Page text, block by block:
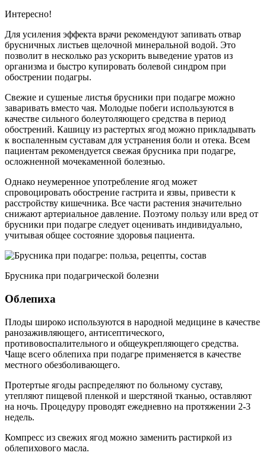
Интересно!
Для усиления эффекта врачи рекомендуют запивать отвар
брусничных листьев щелочной минеральной водой. Это
позволит в несколько раз ускорить выведение уратов из
организма и быстро купировать болевой синдром при
обострении подагры.
Свежие и сушеные листья брусники при подагре можно
заваривать вместо чая. Молодые побеги используются в
качестве сильного болеутоляющего средства в период
обострений. Кашицу из растертых ягод можно прикладывать
к воспаленным суставам для устранения боли и отека. Всем
пациентам рекомендуется свежая брусника при подагре,
осложненной мочекаменной болезнью.
Однако неумеренное употребление ягод может
спровоцировать обострение гастрита и язвы, привести к
расстройству кишечника. Все части растения значительно
снижают артериальное давление. Поэтому пользу или вред от
брусники при подагре следует оценивать индивидуально,
учитывая общее состояние здоровья пациента.
Брусника при подагрической болезни
Облепиха
Плоды широко используются в народной медицине в качестве
ранозаживляющего, антисептического,
противовоспалительного и общеукрепляющего средства.
Чаще всего облепиха при подагре применяется в качестве
местного обезболивающего.
Протертые ягоды распределяют по больному суставу,
утепляют пищевой пленкой и шерстяной тканью, оставляют
на ночь. Процедуру проводят ежедневно на протяжении 2-3
недель.
Компресс из свежих ягод можно заменить растиркой из
облепихового масла.